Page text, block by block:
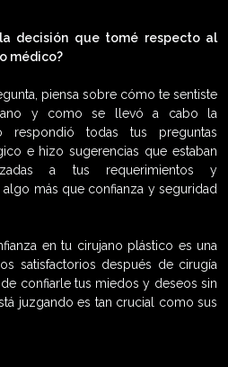
decisión que tomé respecto al
médico?
piensa sobre cómo te sentiste
y como se llevó a cabo la
respondió todas tus preguntas
e hizo sugerencias que estaban
a tus requerimientos y
algo más que confianza y seguridad
en tu cirujano plástico es una
satisfactorios después de cirugía
confiarle tus miedos y deseos sin
juzgando es tan crucial como sus